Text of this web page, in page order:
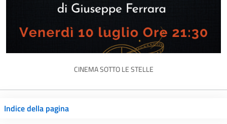
CINEMA SOTTO LE STELLE
Indice della pagina